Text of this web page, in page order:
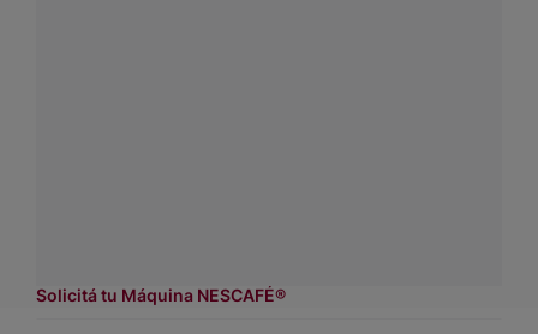
Solicitá tu Máquina NESCAFÉ®